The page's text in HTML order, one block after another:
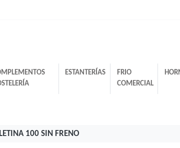
ESTANTERÍAS
FRIO
COMERCIAL
100 SIN FRENO